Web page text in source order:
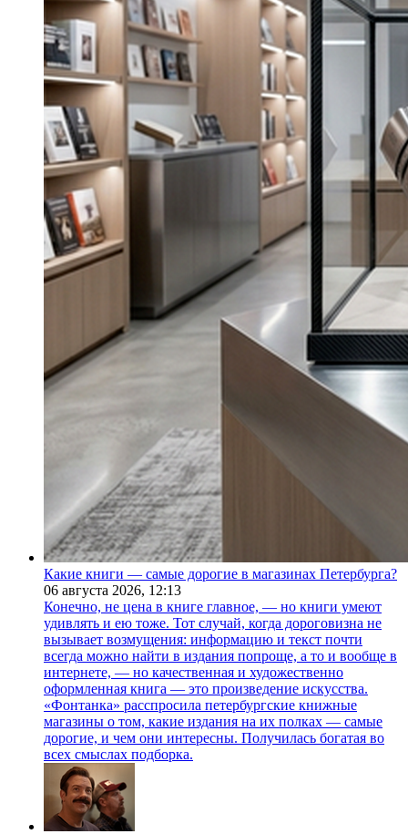
Какие книги — самые дорогие в магазинах Петербурга?
06 августа 2026, 12:13
Конечно, не цена в книге главное, — но книги умеют
удивлять и ею тоже. Тот случай, когда дороговизна не
вызывает возмущения: информацию и текст почти
всегда можно найти в издания попроще, а то и вообще в
интернете, — но качественная и художественно
оформленная книга — это произведение искусства.
«Фонтанка» расспросила петербургские книжные
магазины о том, какие издания на их полках — самые
дорогие, и чем они интересны. Получилась богатая во
всех смыслах подборка.